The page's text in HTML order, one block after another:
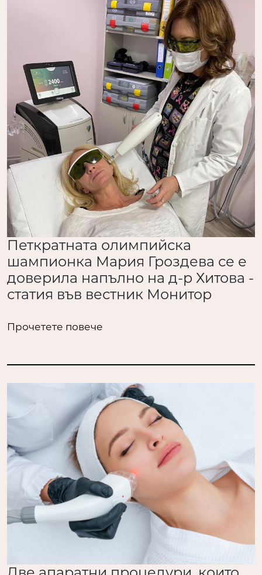
Петкратната олимпийска
шампионка Мария Гроздева се е
доверила напълно на д-р Хитова -
статия във вестник Монитор
Прочетете повече